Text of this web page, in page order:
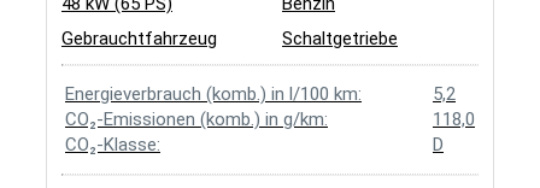
Gebrauchtfahrzeug
Schaltgetriebe
Energieverbrauch (komb.) in l/100 km:
5,2
CO₂-Emissionen (komb.) in g/km:
118,0
CO₂-Klasse:
D